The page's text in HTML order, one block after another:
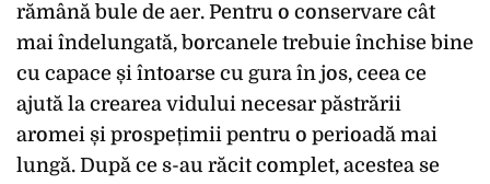
rămână bule de aer. Pentru o conservare cât
mai îndelungată, borcanele trebuie închise bine
cu capace și întoarse cu gura în jos, ceea ce
ajută la crearea vidului necesar păstrării
aromei și prospețimii pentru o perioadă mai
lungă. După ce s-au răcit complet, acestea se